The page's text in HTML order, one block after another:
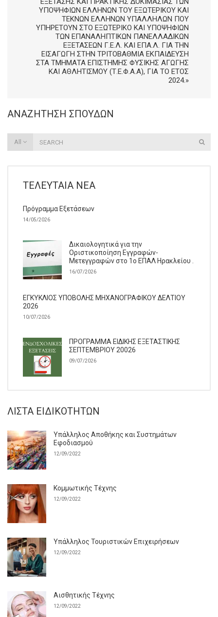
ΥΠΟΨΗΦΊΩΝ ΕΛΛΉΝΩΝ ΤΟΥ ΕΞΩΤΕΡΙΚΟΎ ΚΑΙ
ΤΈΚΝΩΝ ΕΛΛΉΝΩΝ ΥΠΑΛΛΉΛΩΝ ΠΟΥ
ΥΠΗΡΕΤΟΎΝ ΣΤΟ ΕΞΩΤΕΡΙΚΌ ΚΑΙ ΥΠΟΨΗΦΊΩΝ
ΤΩΝ ΕΠΑΝΑΛΗΠΤΙΚΏΝ ΠΑΝΕΛΛΑΔΙΚΏΝ
ΕΞΕΤΆΣΕΩΝ Γ.Ε.Λ. ΚΑΙ ΕΠΑ.Λ. ΓΙΑ ΤΗΝ
ΕΙΣΑΓΩΓΉ ΣΤΗΝ ΤΡΙΤΟΒΆΘΜΙΑ ΕΚΠΑΊΔΕΥΣΗ
ΣΤΑ ΤΜΉΜΑΤΑ ΕΠΙΣΤΉΜΗΣ ΦΥΣΙΚΉΣ ΑΓΩΓΉΣ
ΚΑΙ ΑΘΛΗΤΙΣΜΟΎ (Τ.Ε.Φ.Α.Α), ΓΙΑ ΤΟ ΈΤΟΣ
2024.»
ΑΝΑΖΉΤΗΣΗ ΣΠΟΥΔΏΝ
All
ΤΕΛΕΥΤΑΊΑ ΝΈΑ
Πρόγραμμα Εξετάσεων
14/05/2026
Δικαιολογητικά για την
Οριστικοποίηση Εγγραφών-
Μετεγγραφών στο 1ο ΕΠΑΛ Ηρακλείου .
16/07/2026
ΕΓΚΥΚΛΙΟΣ ΥΠΟΒΟΛΗΣ ΜΗΧΑΝΟΓΡΑΦΙΚΟΥ ΔΕΛΤΙΟΥ
2026
10/07/2026
ΠΡΟΓΡΑΜΜΑ ΕΙΔΙΚΗΣ ΕΞΕΤΑΣΤΙΚΗΣ
ΣΕΠΤΕΜΒΡΙΟΥ 20026
09/07/2026
ΛΊΣΤΑ ΕΙΔΙΚΟΤΉΤΩΝ
Υπάλληλος Αποθήκης και Συστημάτων
Εφοδιασμού
12/09/2022
Κομμωτικής Τέχνης
12/09/2022
Υπάλληλος Τουριστικών Επιχειρήσεων
12/09/2022
Αισθητικής Τέχνης
12/09/2022